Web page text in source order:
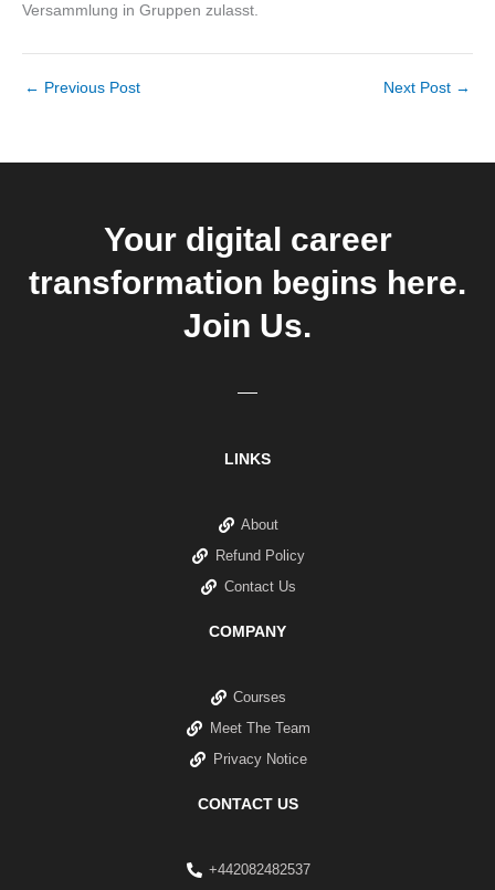
Versammlung in Gruppen zulasst.
← Previous Post Next Post →
Your digital career
transformation begins here.
Join Us.
LINKS
About
Refund Policy
Contact Us
COMPANY
Courses
Meet The Team
Privacy Notice
CONTACT US
+442082482537